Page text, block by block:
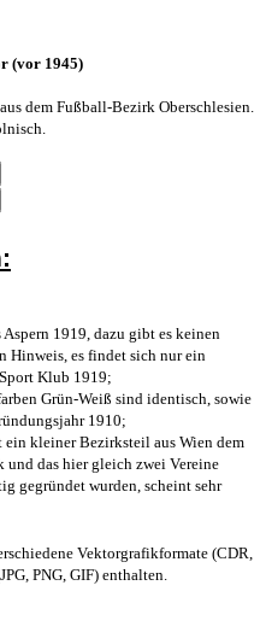
(vor 1945)
dem Fußball-Bezirk Oberschlesien.
Aspern 1919, dazu gibt es keinen
Hinweis, es findet sich nur ein
Klub 1919;
Grün-Weiß sind identisch, sowie
1910;
ein kleiner Bezirksteil aus Wien dem
und das hier gleich zwei Vereine
gegründet wurden, scheint sehr
Vektorgrafikformate (CDR,
PNG, GIF) enthalten.